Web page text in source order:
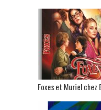
Foxes et Muriel chez